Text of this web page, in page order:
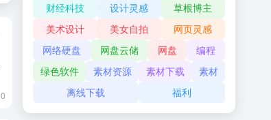
0
财经科技
设计灵感
草根博主
美术设计
美女自拍
网页灵感
网络硬盘
网盘云储 网盘
编程
绿色软件
素材资源 素材下载
素材
离线下载
福利